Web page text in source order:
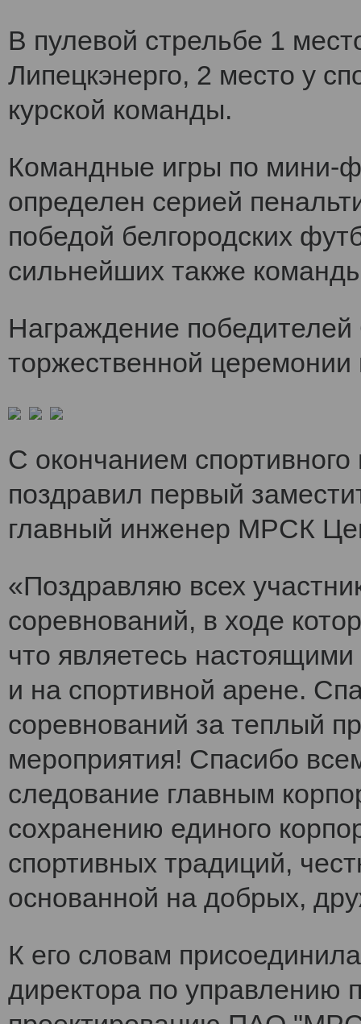
В пулевой стрельбе 1
Липецкэнерго, 2 место у
курской команды.
Командные игры по мини-
определен серией
победой белгородских
сильнейших также
Награждение
торжественной
С окончанием
поздравил первый
главный инженер МРСК
«Поздравляю всех
соревнований, в ходе
что являетесь
и на спортивной арене.
соревнований за теплый
мероприятия! Спасибо
следование главным
сохранению единого
спортивных традиций,
основанной на добрых,
К его словам
директора по управлению